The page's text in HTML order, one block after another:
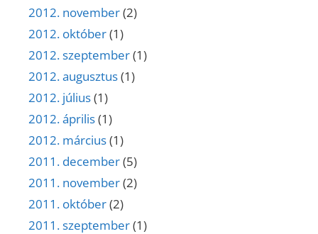
2012. november(2)
2012. október(1)
2012. szeptember(1)
2012. augusztus(1)
2012. július(1)
2012. április(1)
2012. március(1)
2011. december(5)
2011. november(2)
2011. október(2)
2011. szeptember(1)